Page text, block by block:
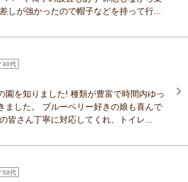
しが強かったので帽子などを持って行...
40代
園を知りました! 種類が豊富で時間内ゆっ
ました。 ブルーベリー好きの娘も喜んで
皆さん丁寧に対応してくれ、トイレ...
50代